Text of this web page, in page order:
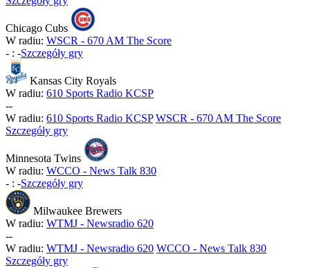
Chicago Cubs
W radiu: WSCR - 670 AM The Score
- : -Szczegóły gry
Kansas City Royals
W radiu: 610 Sports Radio KCSP
--
W radiu: 610 Sports Radio KCSP WSCR - 670 AM The Score
Szczegóły gry
Minnesota Twins
W radiu: WCCO - News Talk 830
- : -Szczegóły gry
Milwaukee Brewers
W radiu: WTMJ - Newsradio 620
--
W radiu: WTMJ - Newsradio 620 WCCO - News Talk 830
Szczegóły gry